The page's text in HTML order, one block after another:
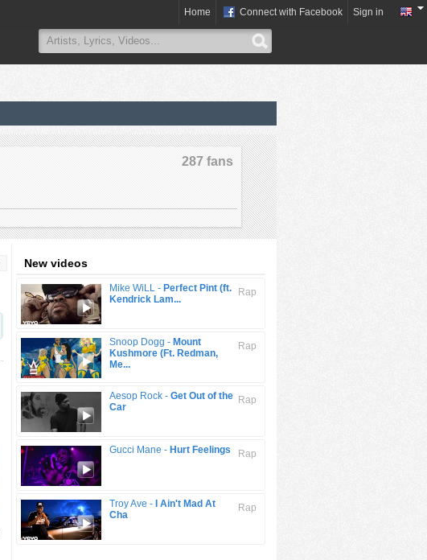
Home Connect with Facebook Sign in
287 fans
New videos
Rap
Mike WiLL - Perfect Pint (ft.
Kendrick Lam...
Rap
Snoop Dogg - Mount
Kushmore (Ft. Redman,
Me...
Rap
Aesop Rock - Get Out of the
Car
Rap
Gucci Mane - Hurt Feelings
Rap
Troy Ave -
I Ain't Mad At
Cha